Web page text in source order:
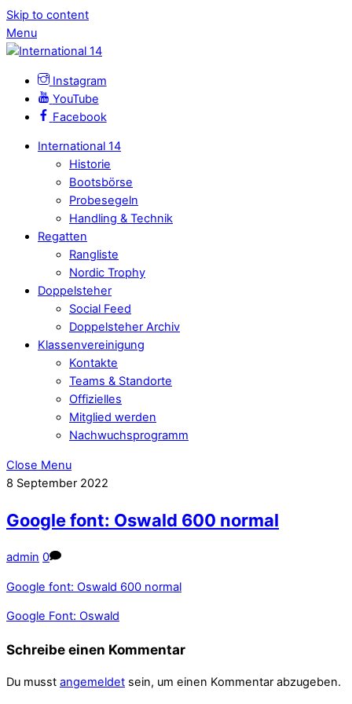
Skip to content
Menu
Instagram
YouTube
Facebook
International 14
Historie
Bootsbörse
Probesegeln
Handling & Technik
Regatten
Rangliste
Nordic Trophy
Doppelsteher
Social Feed
Doppelsteher Archiv
Klassenvereinigung
Kontakte
Teams & Standorte
Offizielles
Mitglied werden
Nachwuchsprogramm
Close Menu
8 September 2022
Google font: Oswald 600 normal
admin 0
Google font: Oswald 600 normal
Google Font: Oswald
Schreibe einen Kommentar
Du musst angemeldet sein, um einen Kommentar abzugeben.